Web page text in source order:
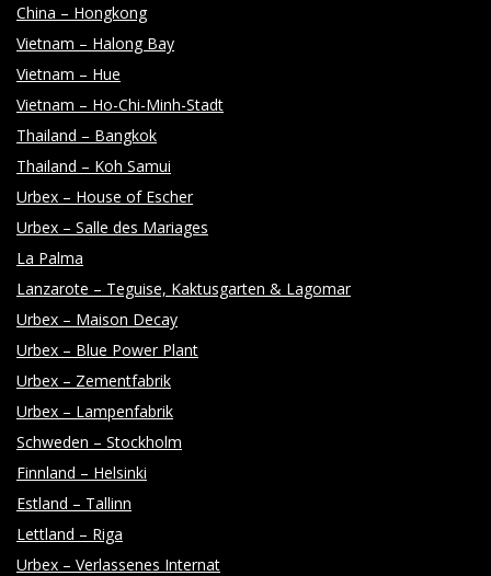
China – Hongkong
Vietnam – Halong Bay
Vietnam – Hue
Vietnam – Ho-Chi-Minh-Stadt
Thailand – Bangkok
Thailand – Koh Samui
Urbex – House of Escher
Urbex – Salle des Mariages
La Palma
Lanzarote – Teguise, Kaktusgarten & Lagomar
Urbex – Maison Decay
Urbex – Blue Power Plant
Urbex – Zementfabrik
Urbex – Lampenfabrik
Schweden – Stockholm
Finnland – Helsinki
Estland – Tallinn
Lettland – Riga
Urbex – Verlassenes Internat